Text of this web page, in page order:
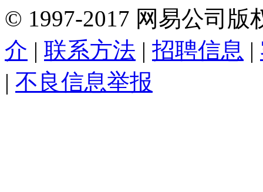
© 1997-2017 网易公司版
介 | 联系方法 | 招聘信息 |
| 不良信息举报